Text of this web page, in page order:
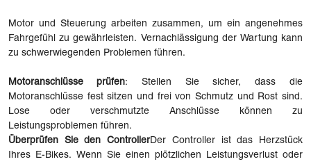
Motor und Steuerung arbeiten zusammen, um ein angenehmes
Fahrgefühl zu gewährleisten. Vernachlässigung der Wartung kann
zu schwerwiegenden Problemen führen.
Motoranschlüsse prüfen: Stellen Sie sicher, dass die
Motoranschlüsse fest sitzen und frei von Schmutz und Rost sind.
Lose oder verschmutzte Anschlüsse können zu
Leistungsproblemen führen.
Überprüfen Sie den ControllerDer Controller ist das Herzstück
Ihres E-Bikes. Wenn Sie einen plötzlichen Leistungsverlust oder